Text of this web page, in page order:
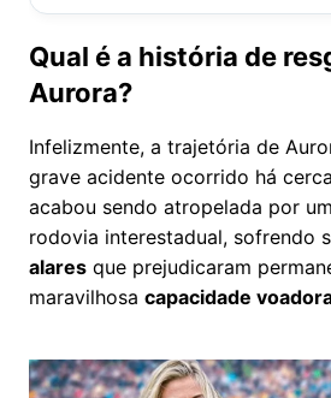
Qual é a história de
Aurora?
Infelizmente, a trajetória de
grave acidente ocorrido há
acabou sendo atropelada por
rodovia interestadual, sofrendo
alares que prejudicaram
maravilhosa capacidade